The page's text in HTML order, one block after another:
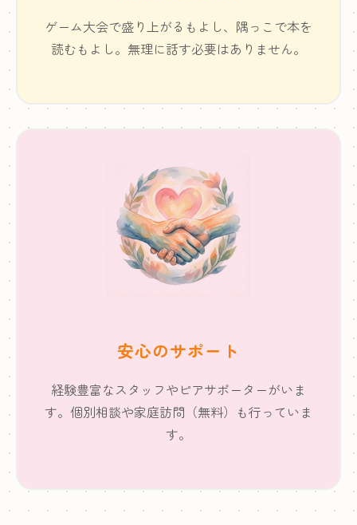
ゲーム大会で盛り上がるもよし、隅っこで本を
読むもよし。無理に話す必要はありません。
安心のサポート
経験豊富なスタッフやピアサポーターがいま
す。個別相談や家庭訪問（無料）も行っていま
す。